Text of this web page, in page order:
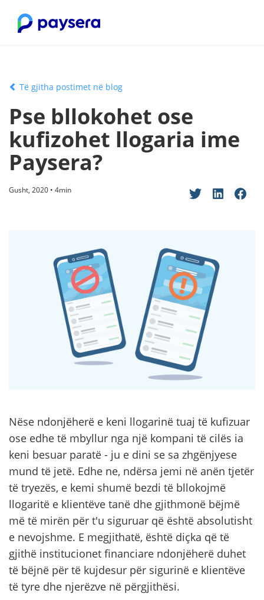
Të gjitha postimet në blog
Pse bllokohet ose
kufizohet llogaria ime
Paysera?
Gusht, 2020 • 4min
Nëse ndonjëherë e keni llogarinë tuaj të kufizuar
ose edhe të mbyllur nga një kompani të cilës ia
keni besuar paratë - ju e dini se sa zhgënjyese
mund të jetë. Edhe ne, ndërsa jemi në anën tjetër
të tryezës, e kemi shumë bezdi të bllokojmë
llogaritë e klientëve tanë dhe gjithmonë bëjmë
më të mirën për t'u siguruar që është absolutisht
e nevojshme. E megjithatë, është diçka që të
gjithë institucionet financiare ndonjëherë duhet
të bëjnë për të kujdesur për sigurinë e klientëve
të tyre dhe njerëzve në përgjithësi.